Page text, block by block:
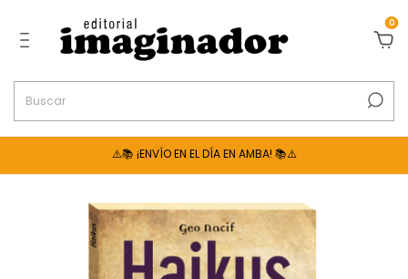
0
⚠️📚 ¡ENVÍO EN EL DÍA EN AMBA! 📚⚠️